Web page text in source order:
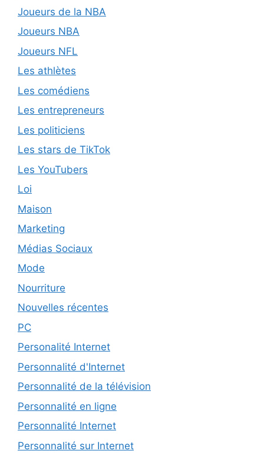
Joueurs de la NBA
Joueurs NBA
Joueurs NFL
Les athlètes
Les comédiens
Les entrepreneurs
Les politiciens
Les stars de TikTok
Les YouTubers
Loi
Maison
Marketing
Médias Sociaux
Mode
Nourriture
Nouvelles récentes
PC
Personalité Internet
Personnalité d'Internet
Personnalité de la télévision
Personnalité en ligne
Personnalité Internet
Personnalité sur Internet